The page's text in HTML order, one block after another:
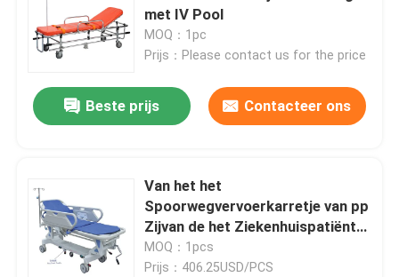
met IV Pool
MOQ：1pc
Prijs：Please contact us for the price
Beste prijs Contacteer ons
Van het het
Spoorwegvervoerkarretje van pp
Zijvan de het Ziekenhuispatiënt
van de de
Overdrachtnoodsituatie de
MOQ：1pcs
Prijs：406.25USD/PCS